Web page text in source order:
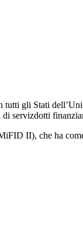
gli Stati
di servizdotti
II), che ha